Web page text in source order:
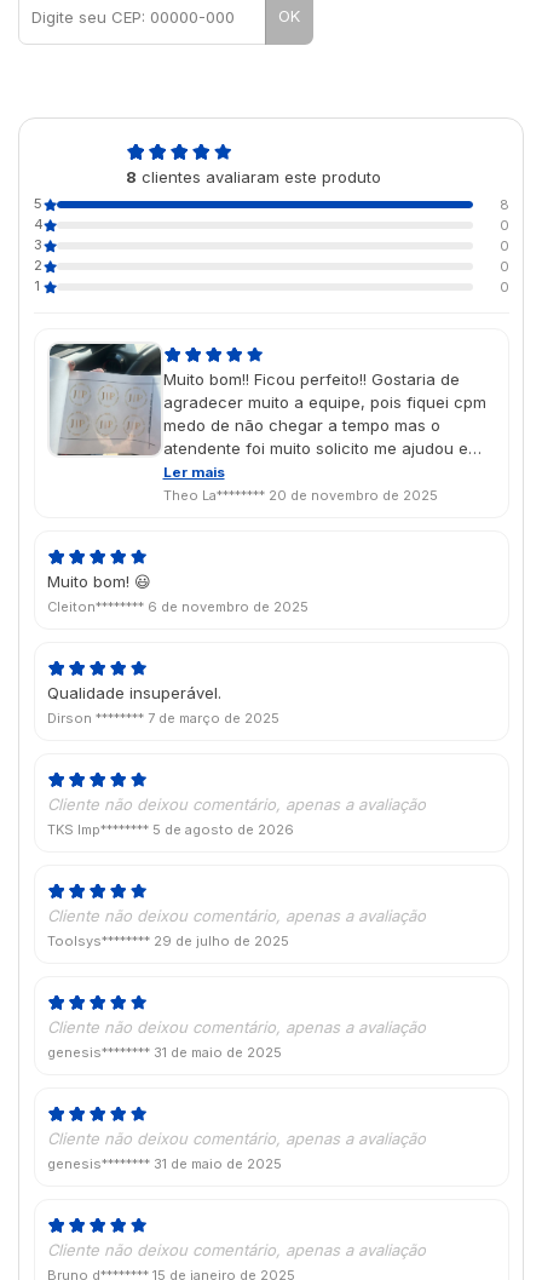
OK
8 clientes avaliaram este produto
5
8
4
0
3
0
2
0
1
0
Muito bom!! Ficou perfeito!! Gostaria de
agradecer muito a equipe, pois fiquei cpm
medo de não chegar a tempo mas o
atendente foi muito solicito me ajudou e
chegou super rápido muito obrigado. Que
Deus abençoe vocês!!
Ler mais
Theo La******** 20 de novembro de 2025
Muito bom! 😃
Cleiton******** 6 de novembro de 2025
Qualidade insuperável.
Dirson ******** 7 de março de 2025
Cliente não deixou comentário, apenas a avaliação
TKS Imp******** 5 de agosto de 2026
Cliente não deixou comentário, apenas a avaliação
Toolsys******** 29 de julho de 2025
Cliente não deixou comentário, apenas a avaliação
genesis******** 31 de maio de 2025
Cliente não deixou comentário, apenas a avaliação
genesis******** 31 de maio de 2025
Cliente não deixou comentário, apenas a avaliação
Bruno d******** 15 de janeiro de 2025